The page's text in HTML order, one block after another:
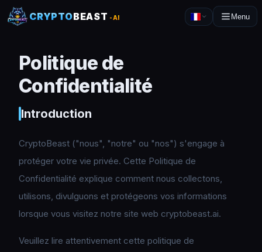
CRYPTOBEAST -AI Menu
Politique de
Confidentialité
Introduction
CryptoBeast ("nous", "notre" ou "nos") s'engage à
protéger votre vie privée. Cette Politique de
Confidentialité explique comment nous collectons,
utilisons, divulguons et protégeons vos informations
lorsque vous visitez notre site web cryptobeast.ai.
Veuillez lire attentivement cette politique de